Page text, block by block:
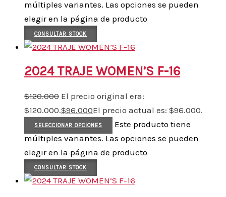
múltiples variantes. Las opciones se pueden
elegir en la página de producto
CONSULTAR STOCK
2024 TRAJE WOMEN’S F-16
$120.000 El precio original era:
$120.000.$96.000El precio actual es: $96.000.
SELECCIONAR OPCIONES
Este producto tiene
múltiples variantes. Las opciones se pueden
elegir en la página de producto
CONSULTAR STOCK